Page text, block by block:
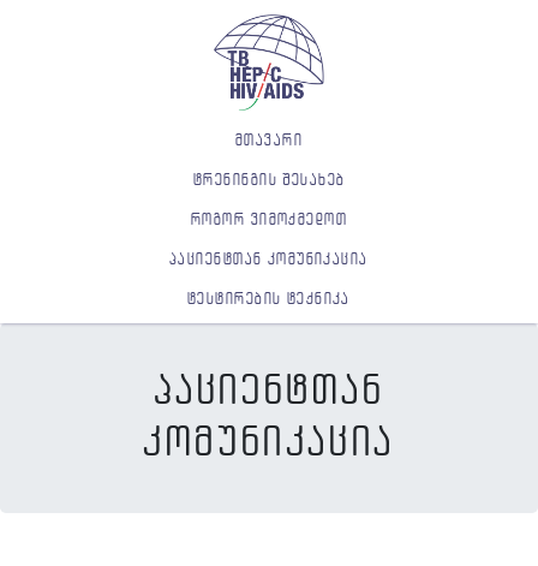
მთავარი
ტრენინგის შესახებ
როგორ ვიმოქმედოთ
პაციენტთან კომუნიკაცია
ტესტირების ტექნიკა
პაციენტთან
კომუნიკაცია